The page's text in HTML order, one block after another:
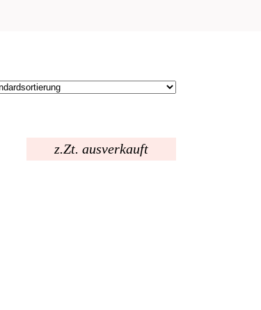
z.Zt. ausverkauft